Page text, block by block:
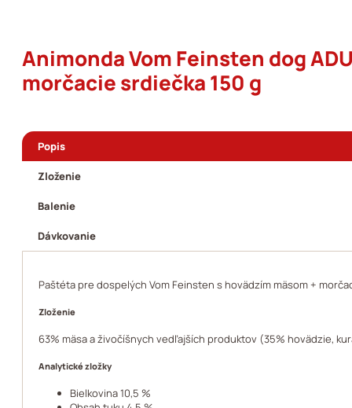
Animonda Vom Feinsten dog
morčacie srdiečka 150 g
Popis
Zloženie
Balenie
Dávkovanie
Paštéta pre dospelých Vom Feinsten s hovädzím mäsom +
Zloženie
63% mäsa a živočíšnych vedľajších produktov (35% hovädzie,
Analytické zložky
Bielkovina 10,5 %